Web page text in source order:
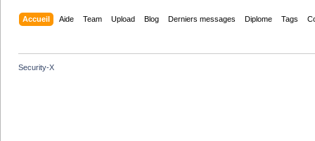
Accueil Aide Team Upload Blog Derniers messages Diplome Tags
Security-X